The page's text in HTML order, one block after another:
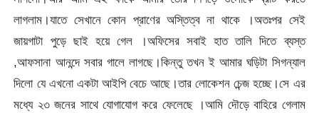
লাগলাম।যাতে সেখানে কোন প্রাণের অস্তিত্ব না থাকে ।অতঃপর সেই
জায়গাটা পুড়ে ছাই হয়ে গেল ।অফিসের সবাই হাত তালি দিতে ব্যস্ত
,আফসানা আনন্দে সবার গালে লাগছে।কিন্তু তখন ই আমার ঘড়িটা সিগন্যাল
দিলো যে এখনো একটা আইপি বেচে আছে।তার লোকেশন চেন্জ হচ্ছে।সে এর
মধ্যে ২৩ জনের সাথে যোগাযোগ করে ফেলেছে ।আমি দৌড়ে বাহিরে গেলাম